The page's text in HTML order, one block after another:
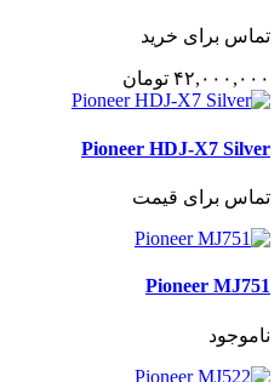
تماس برای خرید
۴٢,٠٠٠,٠٠٠ تومان
Pioneer HDJ-X7 Silver
تماس برای قیمت
Pioneer MJ751
ناموجود